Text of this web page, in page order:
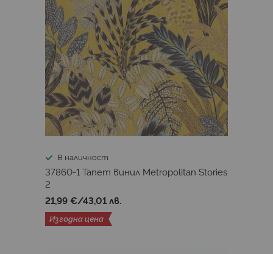
Altagamma Materic Altagamma Shade
Altagamma Tisse Altagamma Woven
Anna D'Andrea AP Arcade Arabesque
Arboretum Arche Art of Eden
Atmosphere Attitude Aurora Aurum II
Bensimon 3 Cabinet Carrara 3
Carrara 4 Carrara Best
Ceylan Colours&Textures
Composition - A Tribute To Kandinsky
В наличност
37860-1 Тапет винил Metropolitan Stories
2
21,99 €/43,01 лв.
Изгодна цена